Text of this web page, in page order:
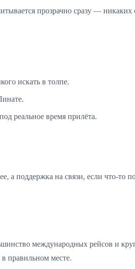
прозрачно сразу — никаких
искать в толпе.
реальное время прилёта.
а поддержка на связи, если что-то
международных рейсов и
правильном месте.